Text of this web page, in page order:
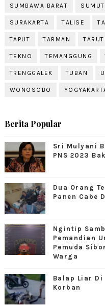
SUMBAWA BARAT SUMUT
SURAKARTA TALISE
TAPUT TARMAN
TEKNO TEMANGGUNG
TRENGGALEK TUBAN
WONOSOBO
Berita Popular
Sri Mulyani
PNS 2023
Dua Orang
Panen Cabe
Ngintip
Pemandian
Pemuda
Warga
Balap Liar
Korban